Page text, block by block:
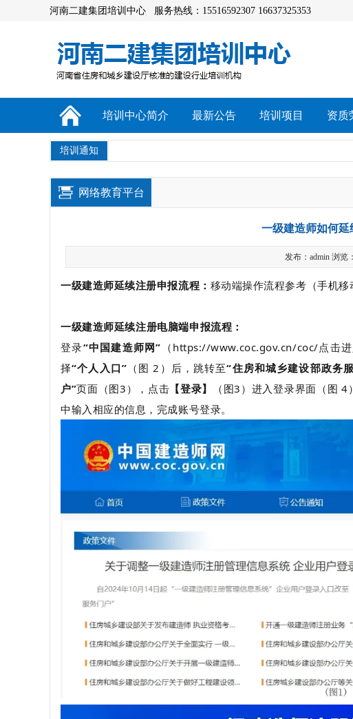
河南二建集团培训中心 服务热线：15516592307 16637325353
培训中心简介 最新公告 培训项目 资质
培训通知
网络教育平台
一级建造师如何延
发布：admin 浏览
一级建造师延续注册申报流程： 移动端操作流程参考（手机移
一级建造师延续注册电脑端申报流程：
登录“中国建造师网” （https://www.coc.gov.cn/coc/点击
择“个人入口” （图 2）后，跳转至“住房和城乡建设部政务
户”页面（图3），点击 【登录】 （图3）进入登录界面（图
中输入相应的信息，完成账号登录。